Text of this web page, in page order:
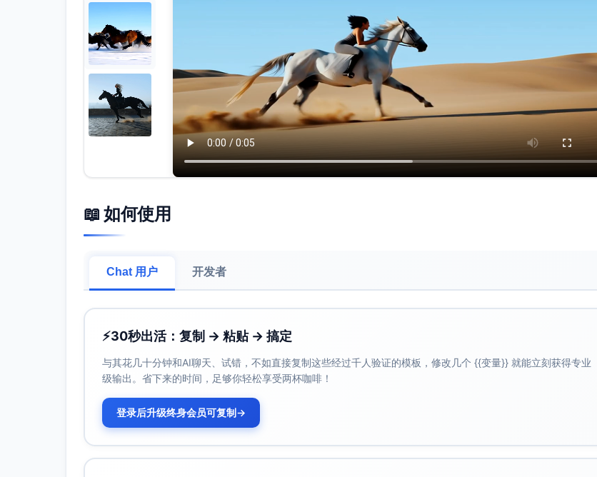
📖 如何使用
Chat 用户 开发者
⚡30秒出活：复制 → 粘贴 → 搞定
与其花几十分钟和AI聊天、试错，不如直接复制这些经过千人验证的模板，修改几个 {{变量}} 就能立刻获得专业
级输出。省下来的时间，足够你轻松享受两杯咖啡！
登录后升级终身会员可复制→